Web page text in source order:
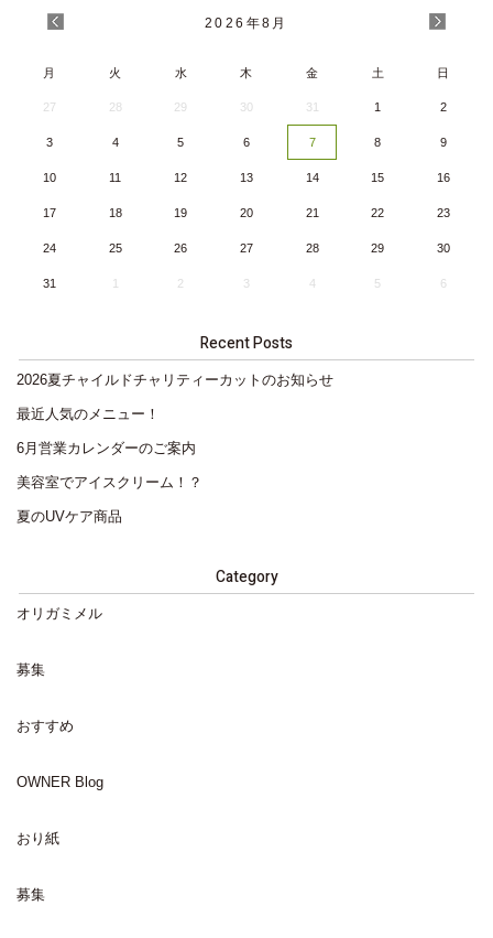
2026 年8月
月 火 水 木 金 土 日
27 28 29 30 31 1 2
3 4 5 6 7 8 9
10 11 12 13 14 15 16
17 18 19 20 21 22 23
24 25 26 27 28 29 30
31 1 2 3 4 5 6
Recent Posts
2026夏チャイルドチャリティーカットのお知らせ
最近人気のメニュー！
6月営業カレンダーのご案内
美容室でアイスクリーム！？
夏のUVケア商品
Category
オリガミメル
募集
おすすめ
OWNER Blog
おり紙
募集